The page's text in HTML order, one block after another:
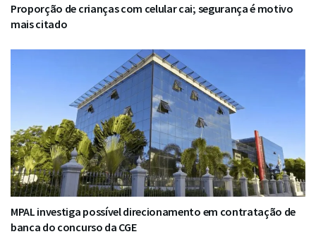
Proporção de crianças com celular cai; segurança é motivo
mais citado
MPAL investiga possível direcionamento em contratação de
banca do concurso da CGE